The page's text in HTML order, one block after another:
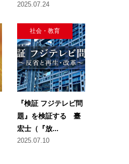
2025.07.24
社会・教育
『検証 フジテレビ問
題』を検証する 臺
宏士（『放...
2025.07.10